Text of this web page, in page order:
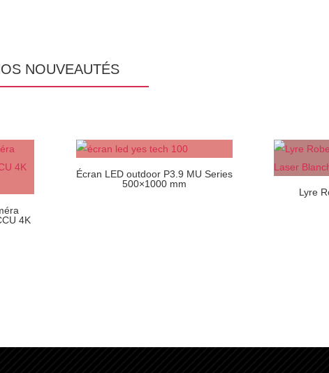
NOUVEAUTÉS
4K
Écran LED outdoor P3.9 MU Series
500×1000 mm
Lyre